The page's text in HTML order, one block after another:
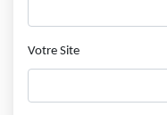
Votre Site